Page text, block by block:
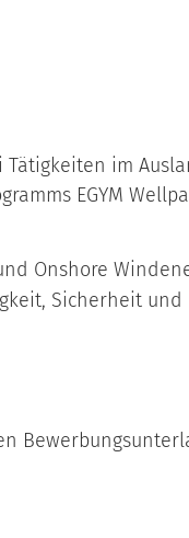
Tätigkeiten im
EGYM
Onshore
Sicherheit und